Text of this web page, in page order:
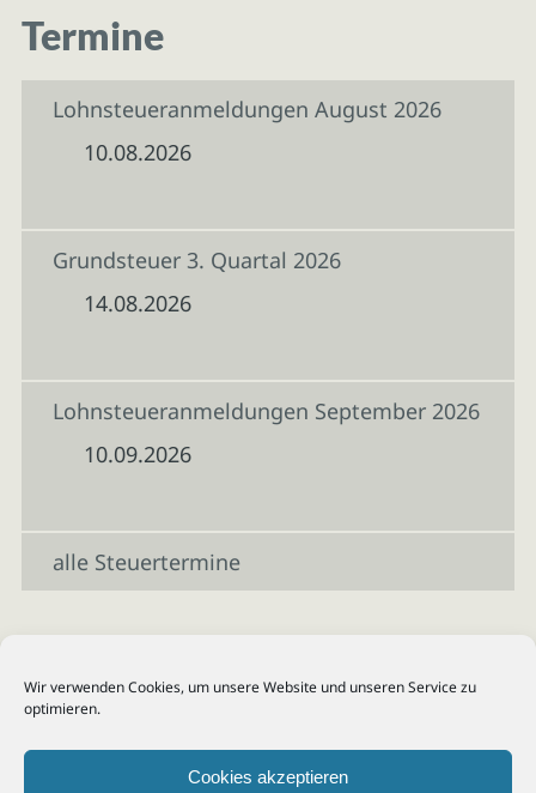
Wir verwenden Cookies, um unsere Website und unseren Service zu
optimieren.
Cookies akzeptieren
Termine
Lohnsteueranmeldungen August 2026
10.08.2026
Grundsteuer 3. Quartal 2026
14.08.2026
Lohnsteueranmeldungen September 2026
10.09.2026
alle Steuertermine